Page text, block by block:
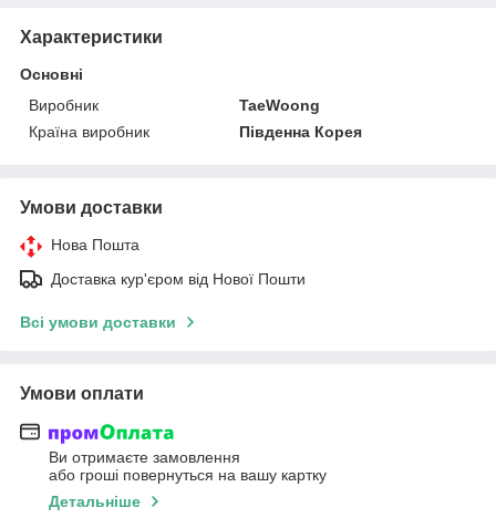
Характеристики
Основні
Виробник
TaeWoong
Країна виробник
Південна Корея
Умови доставки
Нова Пошта
Доставка кур'єром від Нової Пошти
Всі умови доставки
Умови оплати
Ви отримаєте замовлення
або гроші повернуться на вашу картку
Детальніше